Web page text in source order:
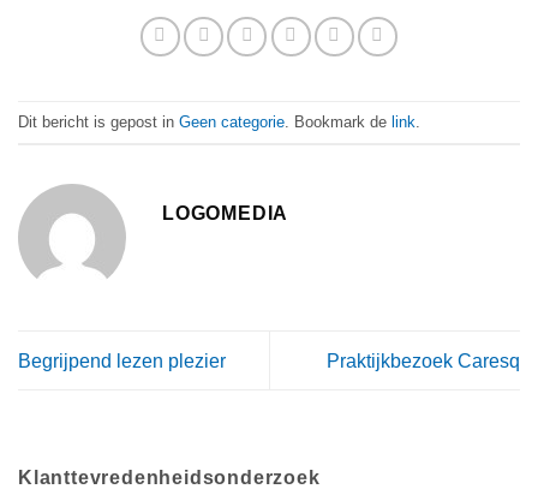
Dit bericht is gepost in Geen categorie . Bookmark de link
LOGOMEDIA
Begrijpend lezen plezier Praktijkbezoek Caresq
Klanttevredenheidsonderzoek